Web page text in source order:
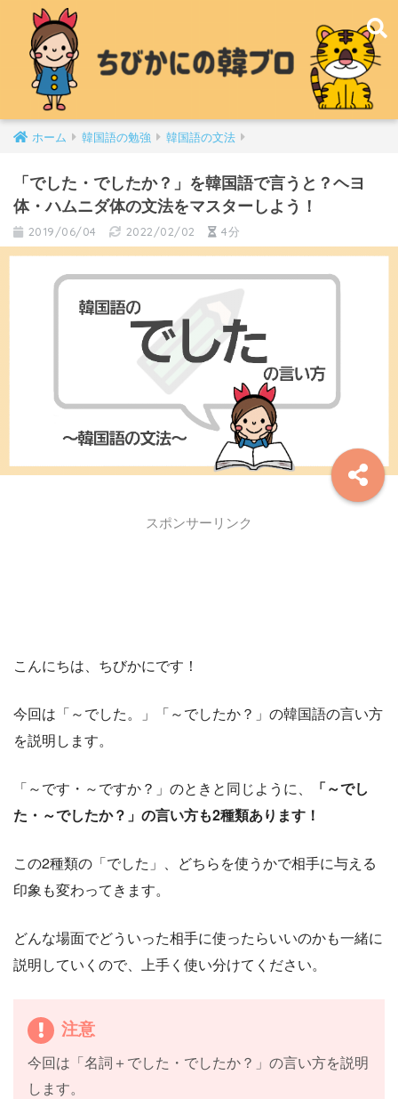
ホーム 韓国語の勉強 韓国語の文法
「でした・でしたか？」を韓国語で言うと？ヘヨ
体・ハムニダ体の文法をマスターしよう！
2019/06/04 2022/02/02 4分
スポンサーリンク
こんにちは、ちびかにです！
今回は「～でした。」「～でしたか？」の韓国語の言い方
を説明します。
「～です・～ですか？」のときと同じように、
「～でし
た・～でしたか？」の言い方も2種類あります！
この2種類の「でした」、どちらを使うかで相手に与える
印象も変わってきます。
どんな場面でどういった相手に使ったらいいのかも一緒に
説明していくので、上手く使い分けてください。
注意
今回は「名詞＋でした・でしたか？」の言い方を説明
します。